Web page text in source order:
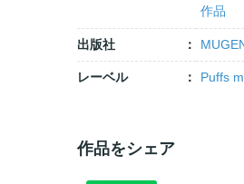
作品
出版社
レーベル Puffs
作品をシェア